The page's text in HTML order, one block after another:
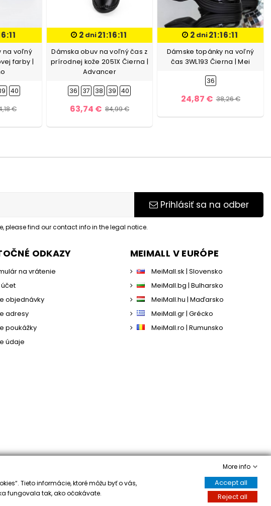
na voľný
farby |
40
€
2 dni21:16:10
Dámska obuv na voľný čas z
prírodnej kože 2051X Čierna |
Advancer
36 37 38 39 40
63,74 € 84,99 €
2 dni21:16:10
Dámske topánky na voľný
čas 3WL193 Čierna | Mei
36
24,87 € 38,26 €
Prihlásiť sa na odber
please find our contact info in the legal notice.
ODKAZY
na vrátenie
účet
objednávky
adresy
poukážky
údaje
MEIMALL V EURÓPE
MeiMall.sk | Slovensko
MeiMall.bg | Bulharsko
MeiMall.hu | Maďarsko
MeiMall.gr | Grécko
MeiMall.ro | Rumunsko
Tieto informácie, ktoré môžu byť o vás,
fungovala tak, ako očakávate.
More info
Accept all
Reject all